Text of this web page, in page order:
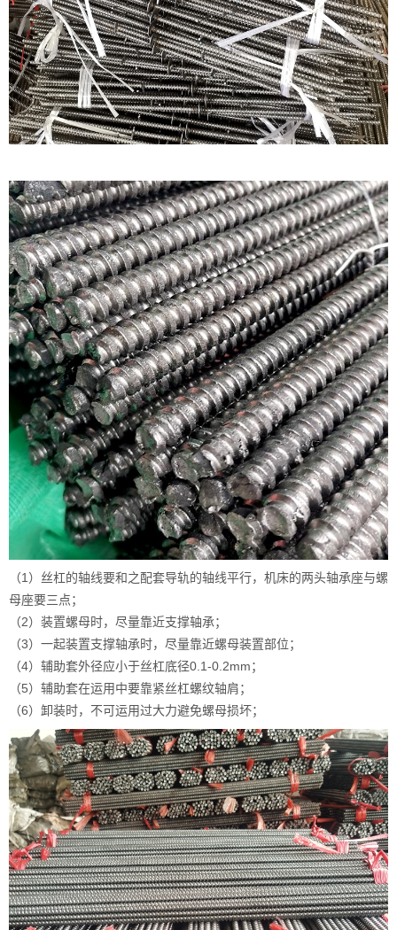
（1）丝杠的轴线要和之配套导轨的轴线平行，机床的两头轴承座与螺
母座要三点；
（2）装置螺母时，尽量靠近支撑轴承；
（3）一起装置支撑轴承时，尽量靠近螺母装置部位；
（4）辅助套外径应小于丝杠底径0.1-0.2mm；
（5）辅助套在运用中要靠紧丝杠螺纹轴肩；
（6）卸装时，不可运用过大力避免螺母损坏；